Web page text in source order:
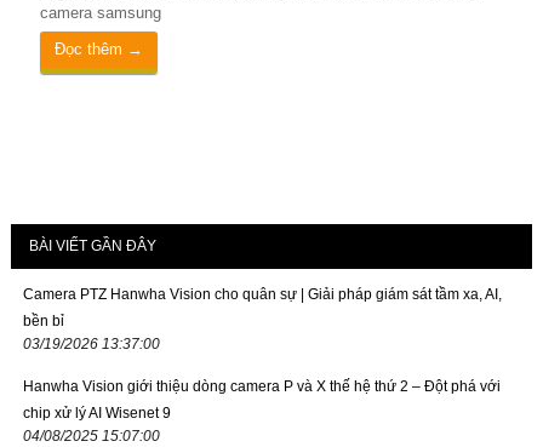
camera samsung
Đọc thêm →
BÀI VIẾT GẦN ĐÂY
Camera PTZ Hanwha Vision cho quân sự | Giải pháp giám sát tầm xa, AI,
bền bỉ
03/19/2026 13:37:00
Hanwha Vision giới thiệu dòng camera P và X thế hệ thứ 2 – Đột phá với
chip xử lý AI Wisenet 9
04/08/2025 15:07:00